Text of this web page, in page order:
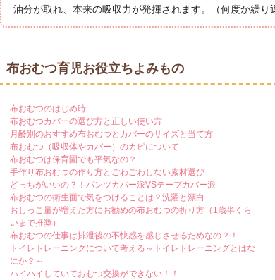
油分が取れ、本来の吸収力が発揮されます。（何度か繰り
布おむつ育児お役立ちよみもの
布おむつのはじめ時
布おむつカバーの選び方と正しい使い方
月齢別のおすすめ布おむつとカバーのサイズと当て方
布おむつ（吸収体やカバー）のカビについて
布おむつは保育園でも平気なの？
手作り布おむつの作り方とごわごわしない素材選び
どっちがいいの？！パンツカバー派VSテープカバー派
布おむつの衛生面で気をつけることは？洗濯と漂白
おしっこ量が増えた方にお勧めの布おむつの折り方（1歳半くら
いまで推奨）
布おむつの仕事は排泄後の不快感を感じさせるためなの？！
トイレトレーニングについて考える～トイレトレーニングとはな
にか？～
ハイハイしていておむつ交換ができない！！